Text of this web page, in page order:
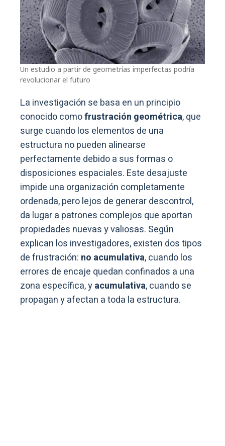
Un estudio a partir de geometrías imperfectas podría
revolucionar el futuro
La investigación se basa en un principio
conocido comofrustración geométrica, que
surge cuando los elementos de una
estructura no pueden alinearse
perfectamente debido a sus formas o
disposiciones espaciales. Este desajuste
impide una organización completamente
ordenada, pero lejos de generar descontrol,
da lugar a patrones complejos que aportan
propiedades nuevas y valiosas. Según
explican los investigadores, existen dos tipos
de frustración: no acumulativa, cuando los
errores de encaje quedan confinados a una
zona específica, yacumulativa, cuando se
propagan y afectan a toda la estructura.